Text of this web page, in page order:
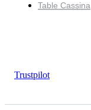
Table Cassina
Trustpilot